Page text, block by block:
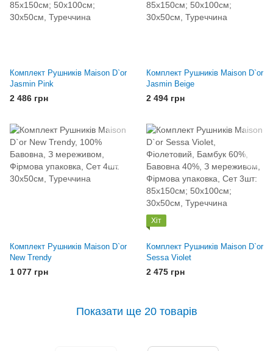
Комплект Рушників Maison D`or
Jasmin Pink
2 486 грн
Комплект Рушників Maison D`or
Jasmin Beige
2 494 грн
Комплект Рушників Maison D`or
New Trendy
1 077 грн
Хіт
Комплект Рушників Maison D`or
Sessa Violet
2 475 грн
Показати ще 20 товарів